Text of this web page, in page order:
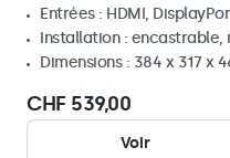
Entrées : HDMI,
Installation : encastrable,
Dimensions : 384 x 317 x
CHF 539,00
Voir